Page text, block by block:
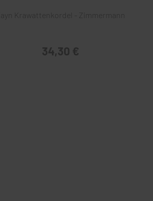
Zayn Krawattenkordel - Zimmermann
34,30 €